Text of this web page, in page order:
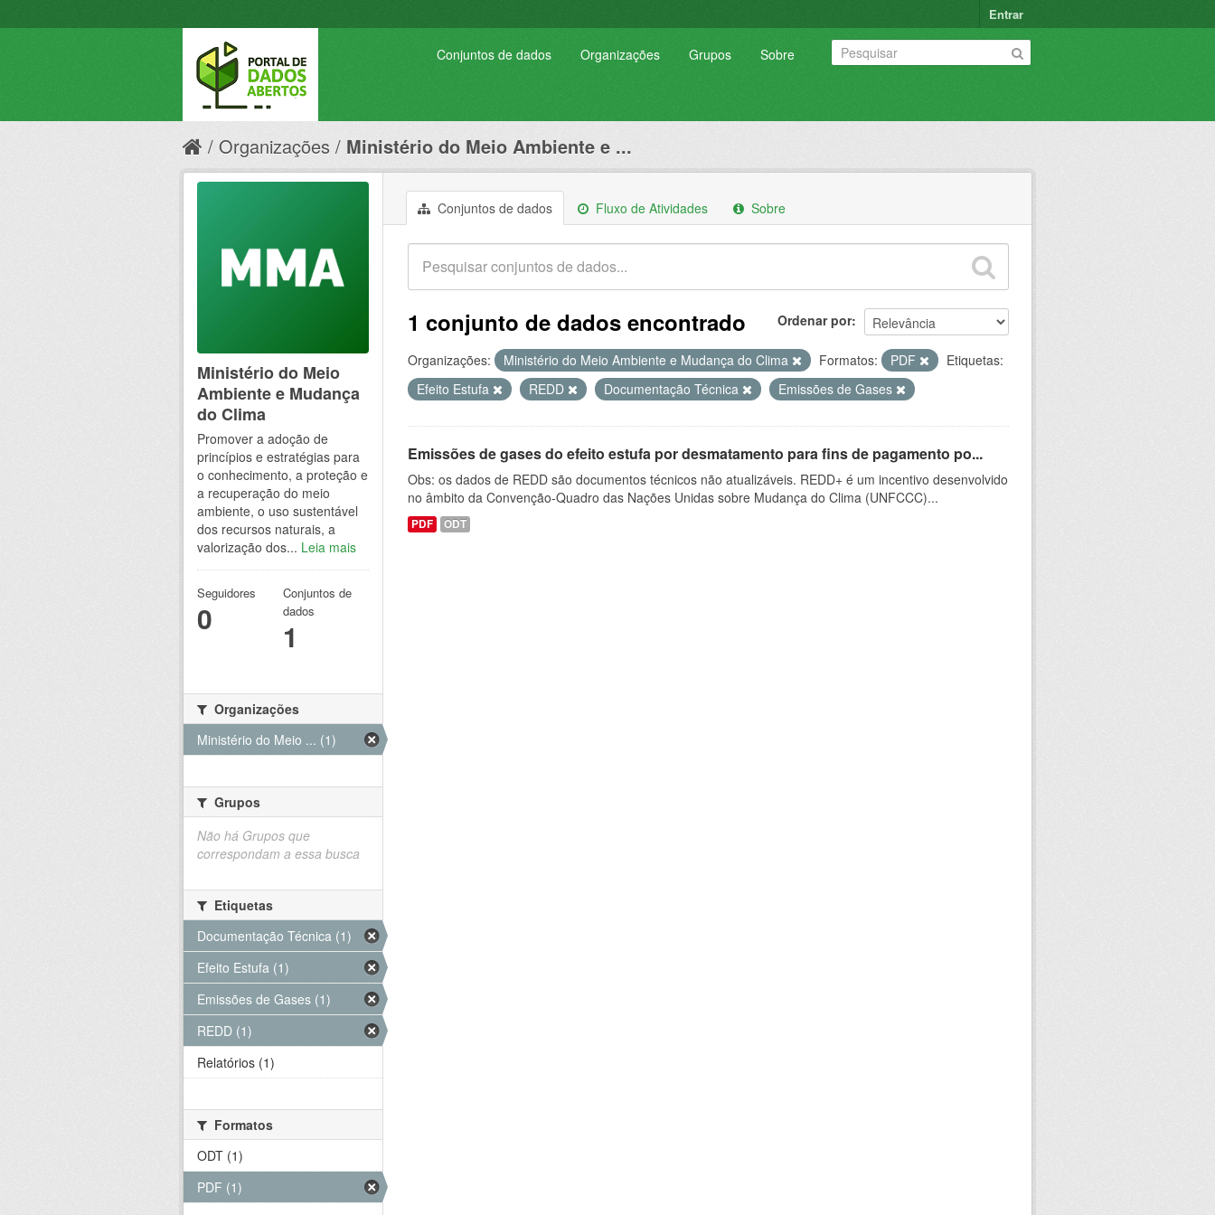
Entrar
Conjuntos de dados Organizações Grupos Sobre
Organizações Ministério do Meio Ambiente e ...
Conjuntos de dados Fluxo de Atividades Sobre
Ordenar por
1 conjunto de dados encontrado
Organizações: Ministério do Meio Ambiente e Mudança do Clima Formatos: PDF
Etiquetas:
Efeito Estufa
REDD Documentação Técnica Emissões de Gases
Emissões de gases do efeito estufa por desmatamento para fins de pagamento po...
Obs: os dados de REDD são documentos técnicos não atualizáveis. REDD+ é um incentivo desenvolvido
no âmbito da Convenção-Quadro das Nações Unidas sobre Mudança do Clima (UNFCCC)...
PDF ODT
Ministério do Meio
Ambiente e Mudança
do Clima
Promover a adoção de
princípios e estratégias para
o conhecimento, a proteção e
a recuperação do meio
ambiente, o uso sustentável
dos recursos naturais, a
valorização dos... Leia mais
Seguidores
0
Conjuntos de
dados
1
Organizações
Ministério do Meio ... (1)
Grupos
Não há Grupos que
correspondam a essa busca
Etiquetas
Documentação Técnica (1)
Efeito Estufa (1)
Emissões de Gases (1)
REDD (1)
Relatórios (1)
Formatos
ODT (1)
PDF (1)